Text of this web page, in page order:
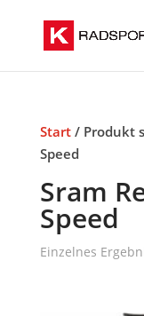
Start/ Produkt
Speed
Sram
Speed
Einzelnes